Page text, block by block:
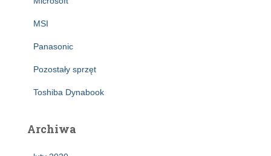
MSI
Panasonic
Pozostały sprzęt
Toshiba Dynabook
Archiwa